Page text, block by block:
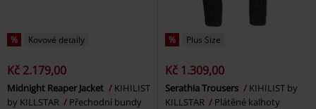
% Kovové detaily
Kč 2.179,00
Midnight Reaper Jacket
KIHILIST
by KILLSTAR
Přechodní bundy
% Plus Size
Kč 1.309,00
Serathia Trousers
KIHILIST by
KILLSTAR
Plátěné kalhoty